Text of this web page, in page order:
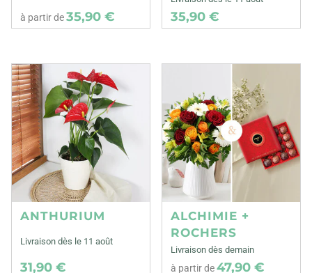
à partir de35,90 € 35,90 €
ANTHURIUM
Livraison dès le 11 août
31,90 €
ALCHIMIE +
ROCHERS
Livraison dès demain
à partir de47,90 €